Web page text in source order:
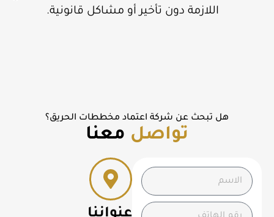
اللازمة دون تأخير أو مشاكل قانونية.
هل تبحث عن شركة اعتماد مخططات الحريق؟
تواصل معنا